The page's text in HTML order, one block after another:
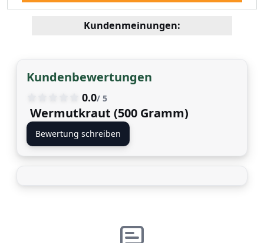
Kundenmeinungen:
Kundenbewertungen
0.0/ 5
Wermutkraut (500 Gramm)
Bewertung schreiben